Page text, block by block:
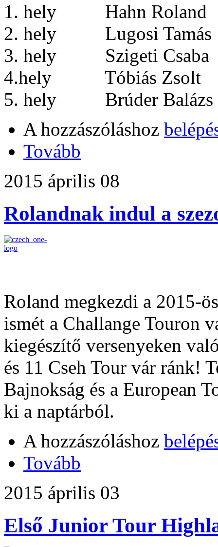
1. hely Hahn Roland
2. hely Lugosi Tamás
3. hely Szigeti Csaba
4.hely Tóbiás Zsolt
5. hely Brúder
A hozzászóláshoz
Tovább
2015 április 08
Rolandnak indul a
Roland megkezdi a 2015-
ismét a Challange Touron
kiegészítő versenyeken
és 11 Cseh Tour vár ránk!
Bajnokság és a European
ki a naptárból.
A hozzászóláshoz
Tovább
2015 április 03
Első Junior Tour